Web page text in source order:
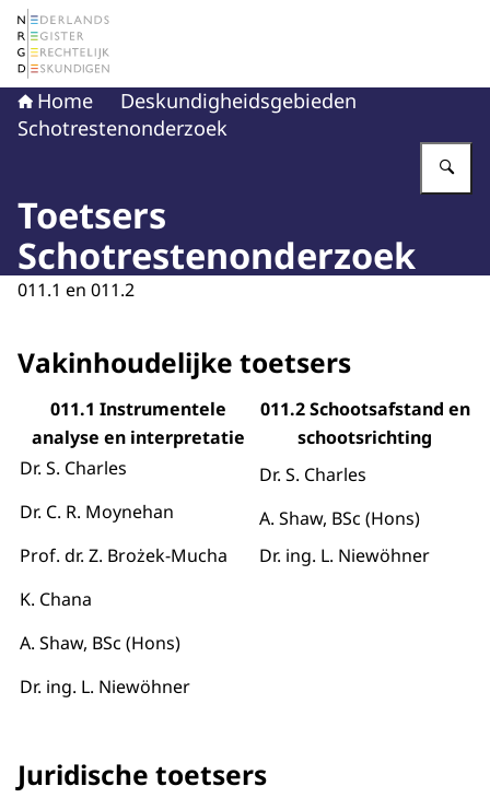
Naar de homepage van Nederlands Register
Home
Deskundigheidsgebieden
Schotrestenonderzoek
Toetsers
Schotrestenonderzoek
011.1 en 011.2
Vakinhoudelijke toetsers
011.1 Instrumentele
analyse en interpretatie
011.2 Schootsafstand en
schootsrichting
Dr. S. Charles
Dr. S. Charles
Dr. C. R. Moynehan
A. Shaw, BSc (Hons)
Prof. dr. Z. Brożek-Mucha
Dr. ing. L. Niewöhner
K. Chana
A. Shaw, BSc (Hons)
Dr. ing. L. Niewöhner
Juridische toetsers